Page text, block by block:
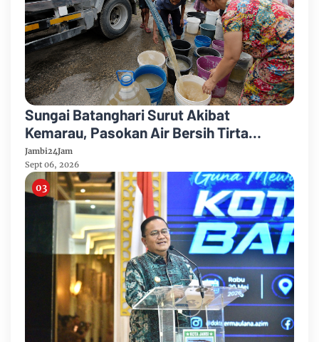
Sungai Batanghari Surut Akibat
Kemarau, Pasokan Air Bersih Tirta
Mayang Jambi Keruh
Jambi24Jam
Sept 06, 2026